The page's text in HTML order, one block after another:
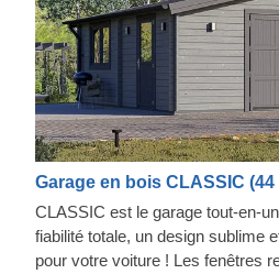
Garage en bois CLASSIC (44
CLASSIC est le garage tout-en-
fiabilité totale, un design sublime
pour votre voiture ! Les fenêtres